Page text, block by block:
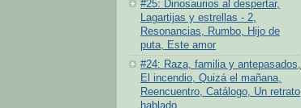
#25: Dinosaurios al despertar,
Lagartijas y estrellas - 2,
Resonancias, Rumbo, Hijo de
puta, Este amor
#24: Raza, familia y antepasados,
El incendio, Quizá el mañana,
Reencuentro, Catálogo, Un retrato
hablado